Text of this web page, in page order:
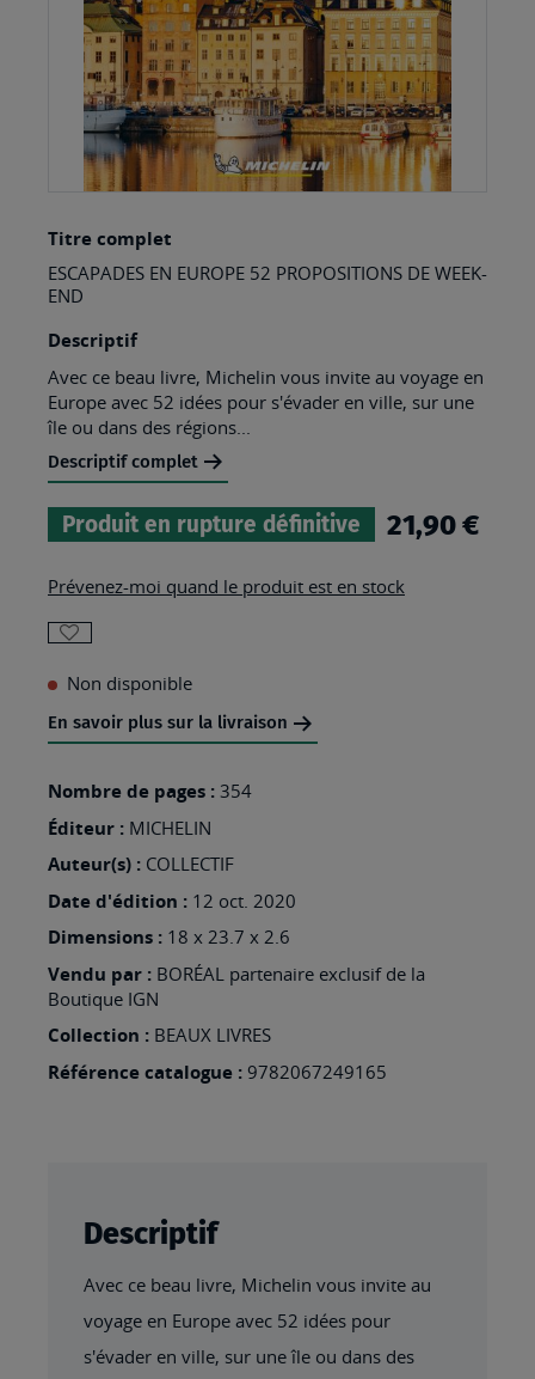
to
the
of
the
images
gallery
Titre complet
ESCAPADES EN EUROPE 52 PROPOSITIONS DE WEEK-
END
Descriptif
Avec ce beau livre, Michelin vous invite au voyage en
Europe avec 52 idées pour s'évader en ville, sur une
île ou dans des régions...
Descriptif complet
Produit en rupture définitive 21,90 €
Prévenez-moi quand le produit est en stock
AJOUTER
À
MA
D’ENVIES
:
ESCAPADES
EN
EUROPE
Non disponible
En savoir plus sur la livraison
Nombre de pages : 354
Éditeur : MICHELIN
Auteur(s) : COLLECTIF
Date d'édition : 12 oct. 2020
Dimensions : 18 x 23.7 x 2.6
Vendu par : BORÉAL partenaire exclusif de la
Boutique IGN
Collection : BEAUX LIVRES
Référence catalogue : 9782067249165
Descriptif
Avec ce beau livre, Michelin vous invite au
voyage en Europe avec 52 idées pour
s'évader en ville, sur une île ou dans des